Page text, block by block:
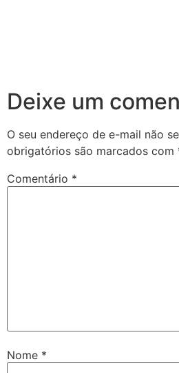
Deixe um
O seu endereço de e-mail não
obrigatórios são marcados com
Comentário *
Nome *